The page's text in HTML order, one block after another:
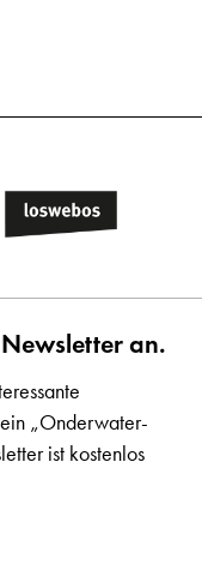
an.
„Onderwater-
ist kostenlos